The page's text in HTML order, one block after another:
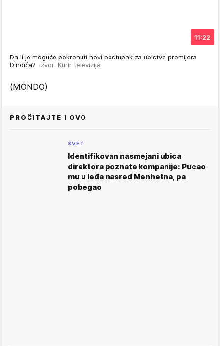
11:22
Da li je moguće pokrenuti novi postupak za ubistvo premijera
Đinđića? Izvor: Kurir televizija
(MONDO)
PROČITAJTE I OVO
SVET
Identifikovan nasmejani ubica
direktora poznate kompanije: Pucao
mu u leđa nasred Menhetna, pa
pobegao